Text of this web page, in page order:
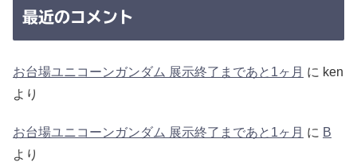
最近のコメント
お台場ユニコーンガンダム 展示終了まであと1ヶ月 に ken
より
お台場ユニコーンガンダム 展示終了まであと1ヶ月 に B
より